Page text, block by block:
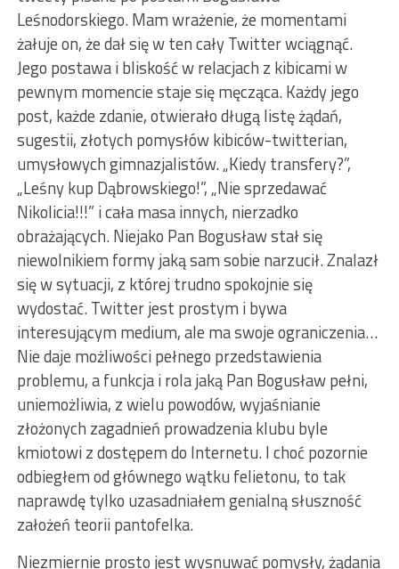
Leśnodorskiego. Mam wrażenie, że momentami
żałuje on, że dał się w ten cały Twitter wciągnąć.
Jego postawa i bliskość w relacjach z kibicami w
pewnym momencie staje się męcząca. Każdy jego
post, każde zdanie, otwierało długą listę żądań,
sugestii, złotych pomysłów kibiców-twitterian,
umysłowych gimnazjalistów. „Kiedy transfery?”,
„Leśny kup Dąbrowskiego!”, „Nie sprzedawać
Nikolicia!!!” i cała masa innych, nierzadko
obrażających. Niejako Pan Bogusław stał się
niewolnikiem formy jaką sam sobie narzucił. Znalazł
się w sytuacji, z której trudno spokojnie się
wydostać. Twitter jest prostym i bywa
interesującym medium, ale ma swoje ograniczenia…
Nie daje możliwości pełnego przedstawienia
problemu, a funkcja i rola jaką Pan Bogusław pełni,
uniemożliwia, z wielu powodów, wyjaśnianie
złożonych zagadnień prowadzenia klubu byle
kmiotowi z dostępem do Internetu. I choć pozornie
odbiegłem od głównego wątku felietonu, to tak
naprawdę tylko uzasadniałem genialną słuszność
założeń teorii pantofelka.
Niezmiernie prosto jest wysnuwać pomysły, żądania